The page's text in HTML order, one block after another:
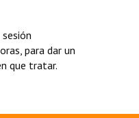
para dar un
que tratar.